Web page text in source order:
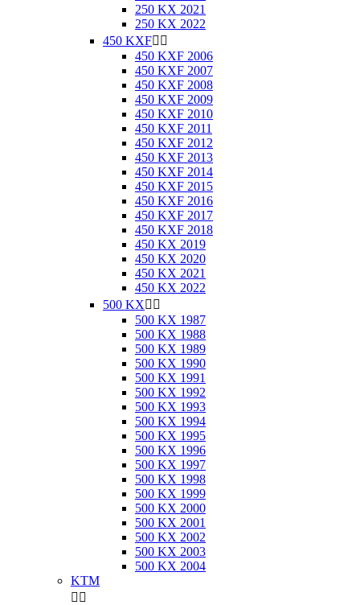
250 KX 2021
250 KX 2022
450 KXF 
450 KXF 2006
450 KXF 2007
450 KXF 2008
450 KXF 2009
450 KXF 2010
450 KXF 2011
450 KXF 2012
450 KXF 2013
450 KXF 2014
450 KXF 2015
450 KXF 2016
450 KXF 2017
450 KXF 2018
450 KX 2019
450 KX 2020
450 KX 2021
450 KX 2022
500 KX 
500 KX 1987
500 KX 1988
500 KX 1989
500 KX 1990
500 KX 1991
500 KX 1992
500 KX 1993
500 KX 1994
500 KX 1995
500 KX 1996
500 KX 1997
500 KX 1998
500 KX 1999
500 KX 2000
500 KX 2001
500 KX 2002
500 KX 2003
500 KX 2004
KTM
 